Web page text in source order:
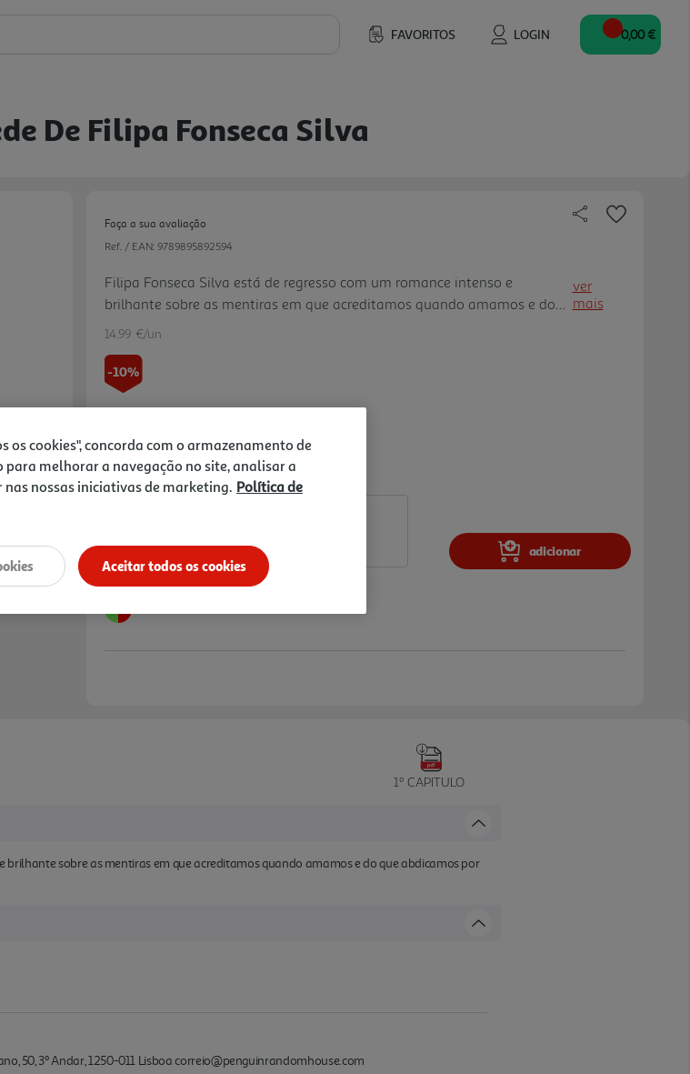
FAVORITOS LOGIN 0,00 €
De Filipa Fonseca Silva
Faça a sua avaliação
Ref. / EAN: 9789895892594
Filipa Fonseca Silva está de regresso com um romance intenso e
brilhante sobre as mentiras em que acreditamos quando amamos e do
que abdicamos por amor.
ver
mais
14.99 €/un
-10%
14,99 €
Notas de preparação
adicionar
1º CAPITULO
brilhante sobre as mentiras em que acreditamos quando amamos e do que abdicamos por
50, 3º Andar, 1250-011 Lisboa correio@penguinrandomhouse.com
os cookies", concorda com o armazenamento de
para melhorar a navegação no site, analisar a
nossas iniciativas de marketing. Política de
Aceitar todos os cookies